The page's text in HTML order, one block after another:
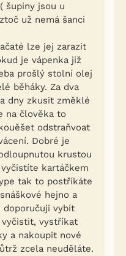
šupiny jsou u
už nemá šanci
lze jej zarazit
je vápenka již
prošlý stolní olej
běháky. Za dva
dny zkusit změklé
na člověka to
odstraňvoat
Dobré je
krustou
kartáčkem
tak to postříkáte
hejno a
doporučuji vybít
vystříkat
a nakoupit nové
zcela neuděláte.